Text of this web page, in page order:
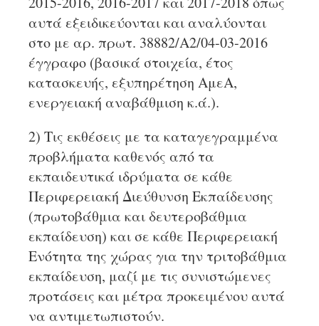
αυτά εξειδικεύονται και αναλύονται
στο με αρ. πρωτ. 38882/Α2/04-03-2016
έγγραφο (βασικά στοιχεία, έτος
κατασκευής, εξυπηρέτηση ΑμεΑ,
ενεργειακή αναβάθμιση κ.ά.).
2) Τις εκθέσεις με τα καταγεγραμμένα
προβλήματα καθενός από τα
εκπαιδευτικά ιδρύματα σε κάθε
Περιφερειακή Διεύθυνση Εκπαίδευσης
(πρωτοβάθμια και δευτεροβάθμια
εκπαίδευση) και σε κάθε Περιφερειακή
Ενότητα της χώρας για την τριτοβάθμια
εκπαίδευση, μαζί με τις συνιστώμενες
προτάσεις και μέτρα προκειμένου αυτά
να αντιμετωπιστούν.